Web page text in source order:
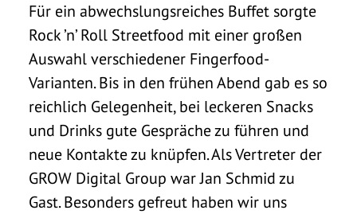
Für ein abwechslungsreiches Buffet sorgte
Rock ’n’ Roll Streetfood mit einer großen
Auswahl verschiedener Fingerfood-
Varianten. Bis in den frühen Abend gab es so
reichlich Gelegenheit, bei leckeren Snacks
und Drinks gute Gespräche zu führen und
neue Kontakte zu knüpfen. Als Vertreter der
GROW Digital Group war Jan Schmid zu
Gast. Besonders gefreut haben wir uns